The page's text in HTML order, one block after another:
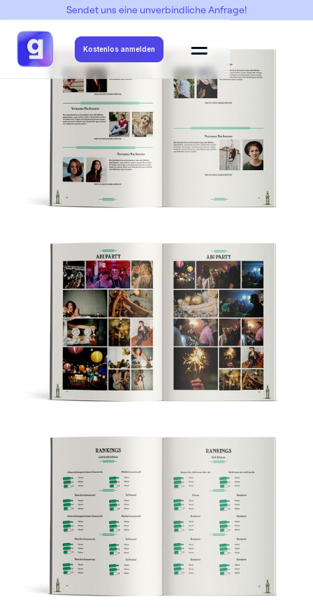
Sendet uns eine unverbindliche Anfrage!
Kostenlos anmelden
-> Bacabi -> Bacabi 3